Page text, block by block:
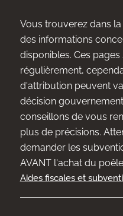
Vous trouverez dans
des informations
disponibles. Ces
régulièrement,
d'attribution peuvent
décision
conseillons de vous
plus de précisions.
demander les
AVANT l'achat du
Aides fiscales et